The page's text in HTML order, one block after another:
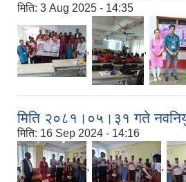
मिति: 3 Aug 2025 - 14:35
, ,
मिति २०८१।०५।३१ गते
मिति: 16 Sep 2024 - 14:16
, ,